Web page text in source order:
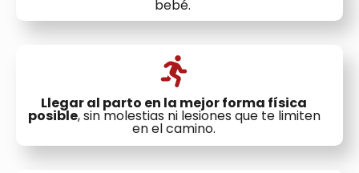
bebé.
Llegar al parto en la mejor forma física
posible, sin molestias ni lesiones que te limiten
en el camino.